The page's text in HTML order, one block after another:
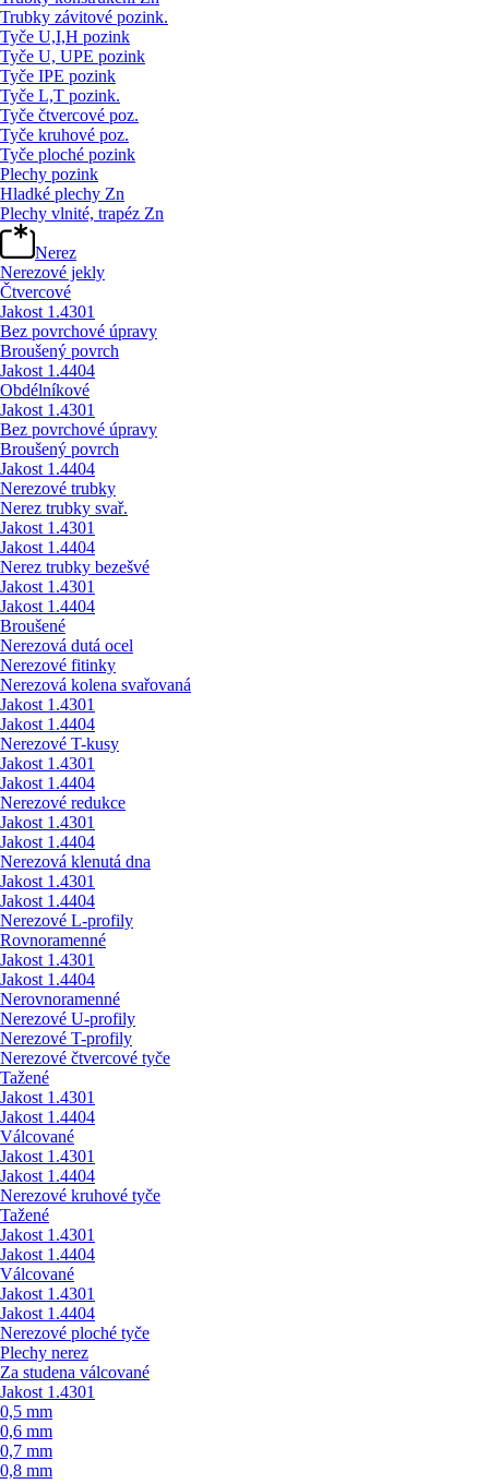
Trubky závitové pozink.
Tyče U,I,H pozink
Tyče U, UPE pozink
Tyče IPE pozink
Tyče L,T pozink.
Tyče čtvercové poz.
Tyče kruhové poz.
Tyče ploché pozink
Plechy pozink
Hladké plechy Zn
Plechy vlnité, trapéz Zn
Nerez
Nerezové jekly
Čtvercové
Jakost 1.4301
Bez povrchové úpravy
Broušený povrch
Jakost 1.4404
Obdélníkové
Jakost 1.4301
Bez povrchové úpravy
Broušený povrch
Jakost 1.4404
Nerezové trubky
Nerez trubky svař.
Jakost 1.4301
Jakost 1.4404
Nerez trubky bezešvé
Jakost 1.4301
Jakost 1.4404
Broušené
Nerezová dutá ocel
Nerezové fitinky
Nerezová kolena svařovaná
Jakost 1.4301
Jakost 1.4404
Nerezové T-kusy
Jakost 1.4301
Jakost 1.4404
Nerezové redukce
Jakost 1.4301
Jakost 1.4404
Nerezová klenutá dna
Jakost 1.4301
Jakost 1.4404
Nerezové L-profily
Rovnoramenné
Jakost 1.4301
Jakost 1.4404
Nerovnoramenné
Nerezové U-profily
Nerezové T-profily
Nerezové čtvercové tyče
Tažené
Jakost 1.4301
Jakost 1.4404
Válcované
Jakost 1.4301
Jakost 1.4404
Nerezové kruhové tyče
Tažené
Jakost 1.4301
Jakost 1.4404
Válcované
Jakost 1.4301
Jakost 1.4404
Nerezové ploché tyče
Plechy nerez
Za studena válcované
Jakost 1.4301
0,5 mm
0,6 mm
0,7 mm
0,8 mm